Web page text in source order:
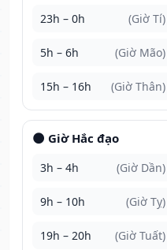
23h – 0h (Giờ Tí)
5h – 6h (Giờ Mão)
15h – 16h (Giờ Thân)
🌑 Giờ Hắc đạo
3h – 4h (Giờ Dần)
9h – 10h (Giờ Tỵ)
19h – 20h (Giờ Tuất)